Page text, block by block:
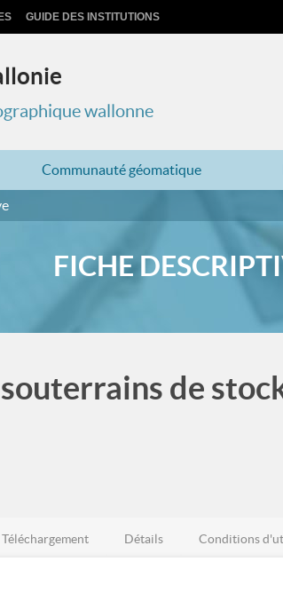
GUIDE DES INSTITUTIONS
wallonne
Communauté géomatique
FICHE
de
Téléchargement Détails Conditions